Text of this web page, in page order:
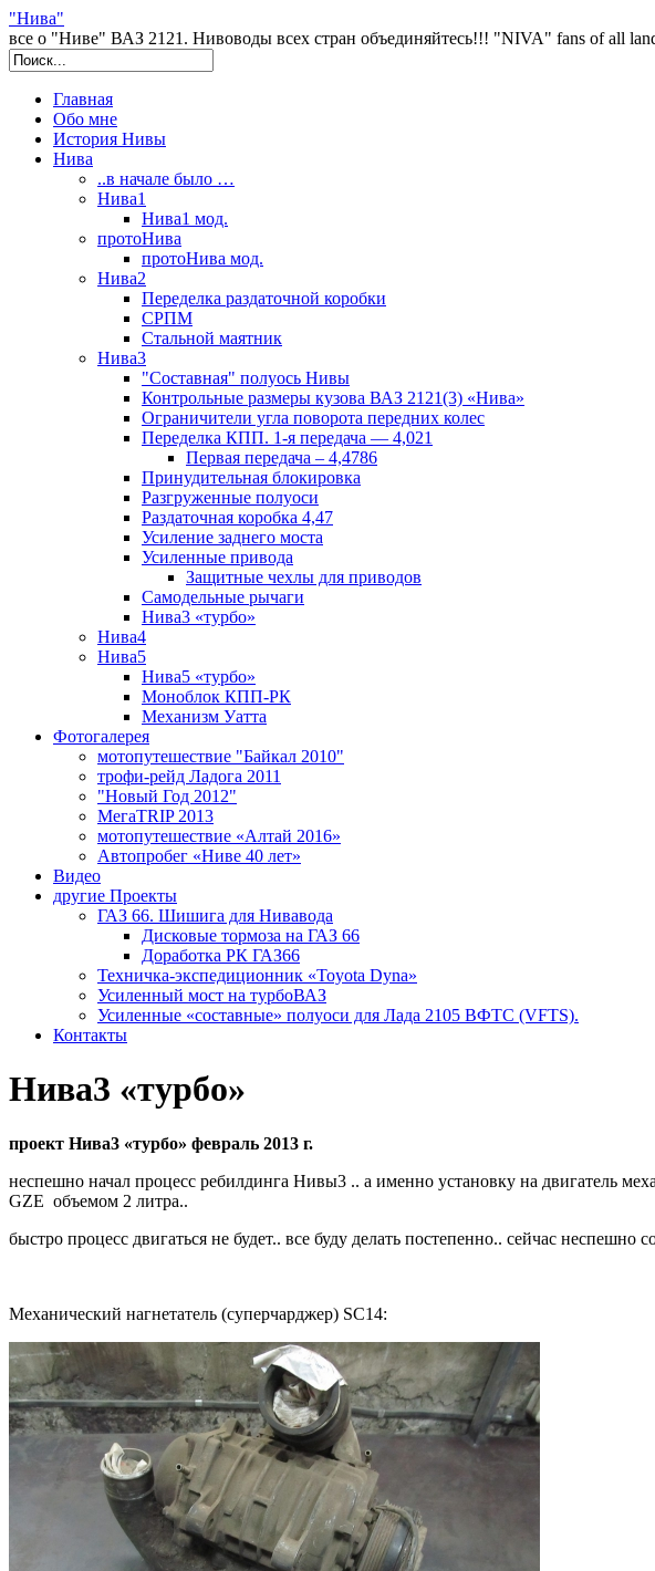
"Нива"
все о "Ниве" ВАЗ 2121. Нивоводы всех стран объединяйтесь!!! "NIVA" fans of all
Главная
Обо мне
История Нивы
Нива
..в начале было …
Нива1
Нива1 мод.
протоНива
протоНива мод.
Нива2
Переделка раздаточной коробки
СРПМ
Стальной маятник
Нива3
"Составная" полуось Нивы
Контрольные размеры кузова ВАЗ 2121(3) «Нива»
Ограничители угла поворота передних колес
Переделка КПП. 1-я передача — 4,021
Первая передача – 4,4786
Принудительная блокировка
Разгруженные полуоси
Раздаточная коробка 4,47
Усиление заднего моста
Усиленные привода
Защитные чехлы для приводов
Самодельные рычаги
Нива3 «турбо»
Нива4
Нива5
Нива5 «турбо»
Моноблок КПП-РК
Механизм Уатта
Фотогалерея
мотопутешествие "Байкал 2010"
трофи-рейд Ладога 2011
"Новый Год 2012"
МегаTRIP 2013
мотопутешествие «Алтай 2016»
Автопробег «Ниве 40 лет»
Видео
другие Проекты
ГАЗ 66. Шишига для Нивавода
Дисковые тормоза на ГАЗ 66
Доработка РК ГАЗ66
Техничка-экспедиционник «Toyota Dyna»
Усиленный мост на турбоВАЗ
Усиленные «составные» полуоси для Лада 2105 ВФТС (VFTS).
Контакты
Нива3 «турбо»
проект Нива3 «турбо» февраль 2013 г.
неспешно начал процесс ребилдинга Нивы3 .. а именно установку на двигатель
GZE объемом 2 литра..
быстро процесс двигаться не будет.. все буду делать постепенно.. сейчас
Механический нагнетатель (суперчарджер) SC14: